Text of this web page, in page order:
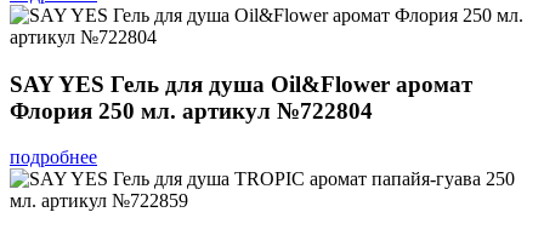
SAY YES Гель для душа Oil&Flower аромат
Флория 250 мл. артикул №722804
подробнее